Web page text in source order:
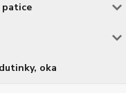
patice
oka